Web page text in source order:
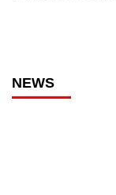
NEWS